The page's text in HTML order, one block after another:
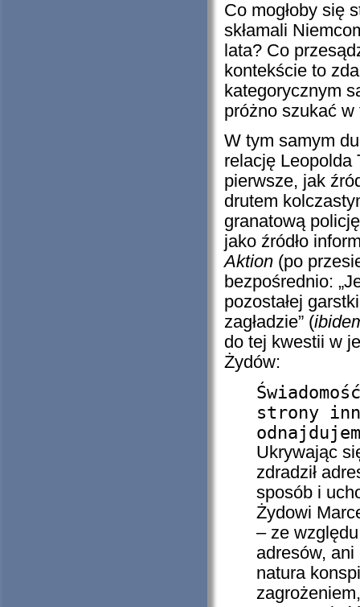
Co mogłoby się
skłamali
lata? Co
kontekście to
kategorycznym
próżno szukać
W tym samym
relację Leopolda
pierwsze, jak
drutem
granatową
jako źródło
Aktion (po
bezpośrednio:
pozostałej
zagładzie” (
do tej kwestii w
Żydów:
strony
Ukrywając
zdradził
sposób i
Żydowi
– ze
adresów, ani
natura